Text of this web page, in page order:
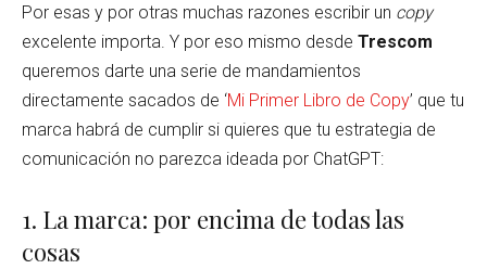
Por esas y por otras muchas razones escribir un copy
excelente importa. Y por eso mismo desde Trescom
queremos darte una serie de mandamientos
directamente sacados de ‘Mi Primer Libro de Copy’ que tu
marca habrá de cumplir si quieres que tu estrategia de
comunicación no parezca ideada por ChatGPT:
1. La marca: por encima de todas las
cosas